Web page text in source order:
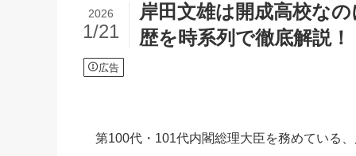
岸田文雄は開成高校な
歴を時系列で徹底解説！
2026
1/21
広告
第100代・101代内閣総理大臣を務めている